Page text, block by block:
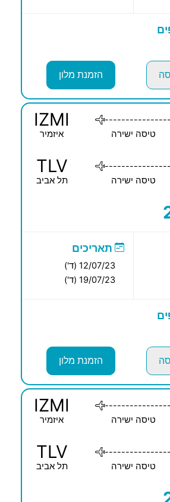
הזמנת מלון
----------------
טיסה ישירה
IZMI
איזמיר
----------------
טיסה ישירה
TLV
תל אביב
תאריכים
12/07/23 (ד')
19/07/23 (ד')
הזמנת מלון
----------------
טיסה ישירה
IZMI
איזמיר
----------------
טיסה ישירה
TLV
תל אביב